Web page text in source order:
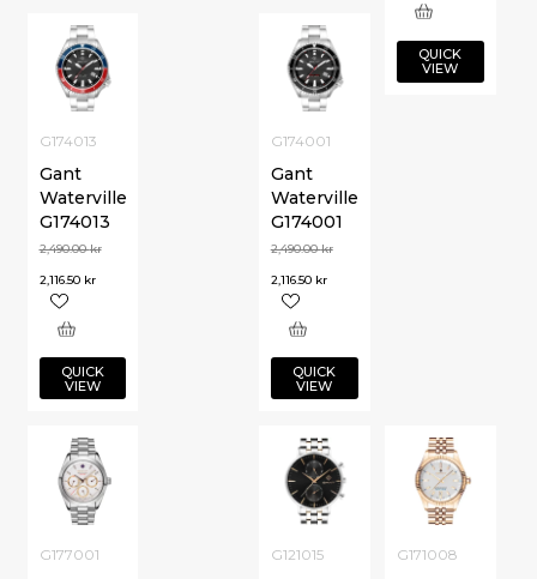
QUICK
VIEW
G174001
Gant
Waterville
G174001
2,490.00kr
2,116.50 kr
QUICK
VIEW
G174013
Gant
Waterville
G174013
2,490.00kr
2,116.50 kr
QUICK
VIEW
G171008
G177001 G121015